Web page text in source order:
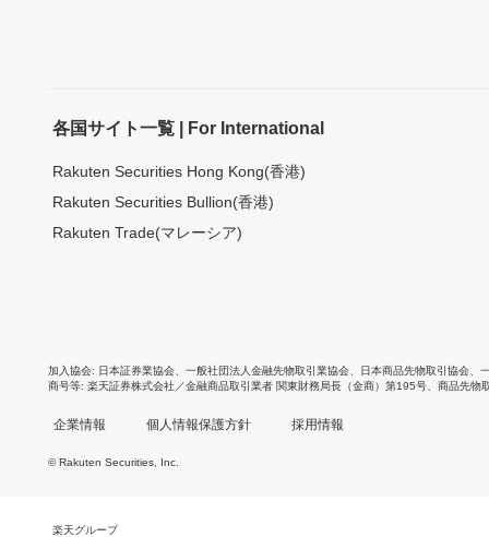
各国サイト一覧 | For International
Rakuten Securities Hong Kong(香港)
Rakuten Securities Bullion(香港)
Rakuten Trade(マレーシア)
加入協会 日本証券業協会 一般社団法人金融先物取引業協会 日本商品先物取引協会
商号等 楽天証券株式会社／金融商品取引業者 関東財務局長（金商）第195号、商品先物
企業情報 個人情報保護方針 採用情報
© Rakuten Securities, Inc.
楽天グループ